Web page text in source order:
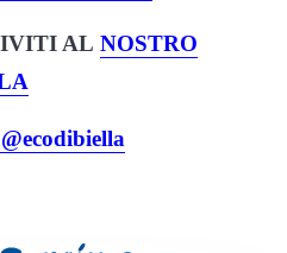
AL NOSTRO